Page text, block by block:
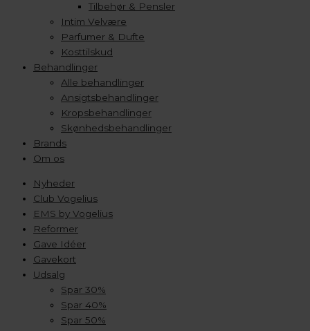
Tilbehør & Pensler
Intim Velvære
Parfumer & Dufte
Kosttilskud
Behandlinger
Alle behandlinger
Ansigtsbehandlinger
Kropsbehandlinger
Skønhedsbehandlinger
Brands
Om os
Nyheder
Club Vogelius
EMS by Vogelius
Reformer
Gave Idéer
Gavekort
Udsalg
Spar 30%
Spar 40%
Spar 50%